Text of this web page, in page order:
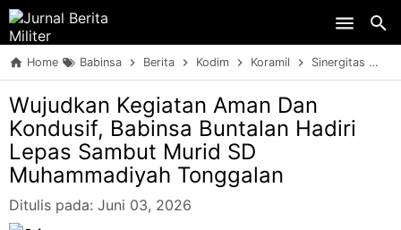
Home Babinsa Berita Kodim Koramil Sinergitas
Wujudkan Kegiatan Aman Dan
Kondusif, Babinsa Buntalan Hadiri
Lepas Sambut Murid SD
Muhammadiyah Tonggalan
Ditulis pada: Juni 03, 2026